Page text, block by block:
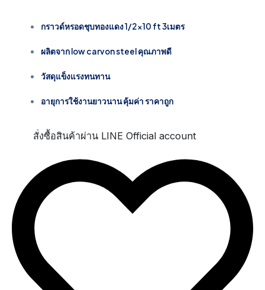
กราวด์หรอดชุบทองแดง 1/2×10 ft 3เมตร
ผลิตจาก low carvon steel คุณภาพดี
วัสดุแข็งแรงทนทาน
อายุการใช้งานยาวนาน คุ้มค่า ราคาถูก
สั่งซื้อสินค้าผ่าน LINE Official account